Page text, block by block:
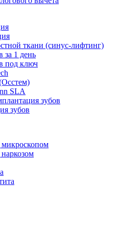
ткани (синус-лифтинг)
за 1 день
под ключ
SLA
зубов
зубов
микроскопом